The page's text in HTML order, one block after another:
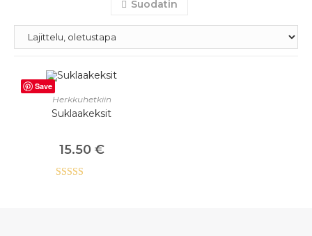
Suodatin
Save
LISÄÄ OSTOSKORIIN
Herkkuhetkiin
Suklaakeksit
15.50 €